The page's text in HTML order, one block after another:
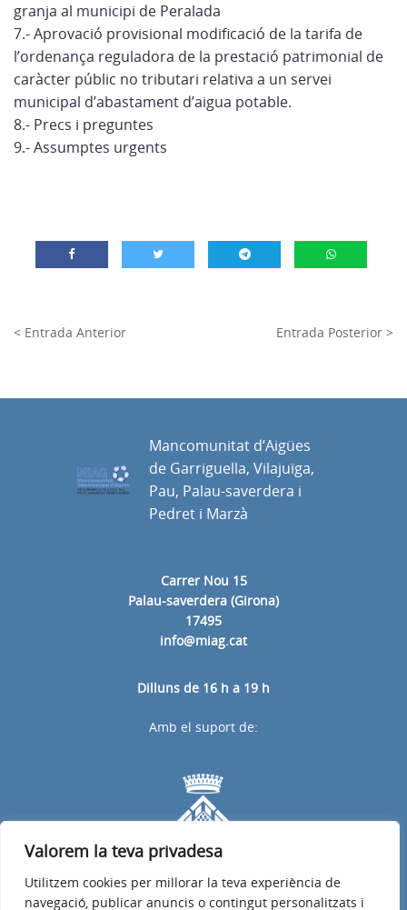
Valorem la teva privadesa
Utilitzem cookies per millorar la teva experiència de
navegació, publicar anuncis o contingut personalitzats i
granja al municipi de Peralada
7.- Aprovació provisional modificació de la tarifa de
l’ordenança reguladora de la prestació patrimonial de
caràcter públic no tributari relativa a un servei
municipal d’abastament d’aigua potable.
8.- Precs i preguntes
9.- Assumptes urgents
< Entrada Anterior Entrada Posterior >
Carrer Nou 15
Palau-saverdera (Girona)
17495
info@miag.cat
Dilluns de 16 h a 19 h
Mancomunitat d’Aigües
de Garriguella, Vilajuïga,
Pau, Palau-saverdera i
Pedret i Marzà
Amb el suport de: